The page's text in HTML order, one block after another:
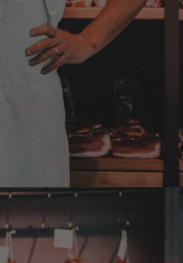
habe, war sehr
6.8.2026